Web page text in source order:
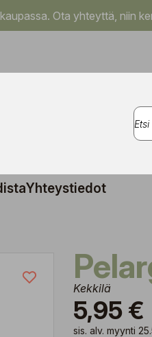
Ota yhteyttä, niin
Yhteystiedot
Kekkilä
5,95 €
sis. alv. myynti